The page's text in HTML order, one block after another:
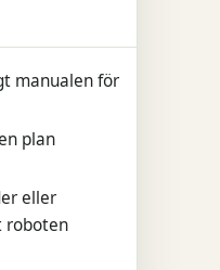
manualen för
plan
eller
roboten